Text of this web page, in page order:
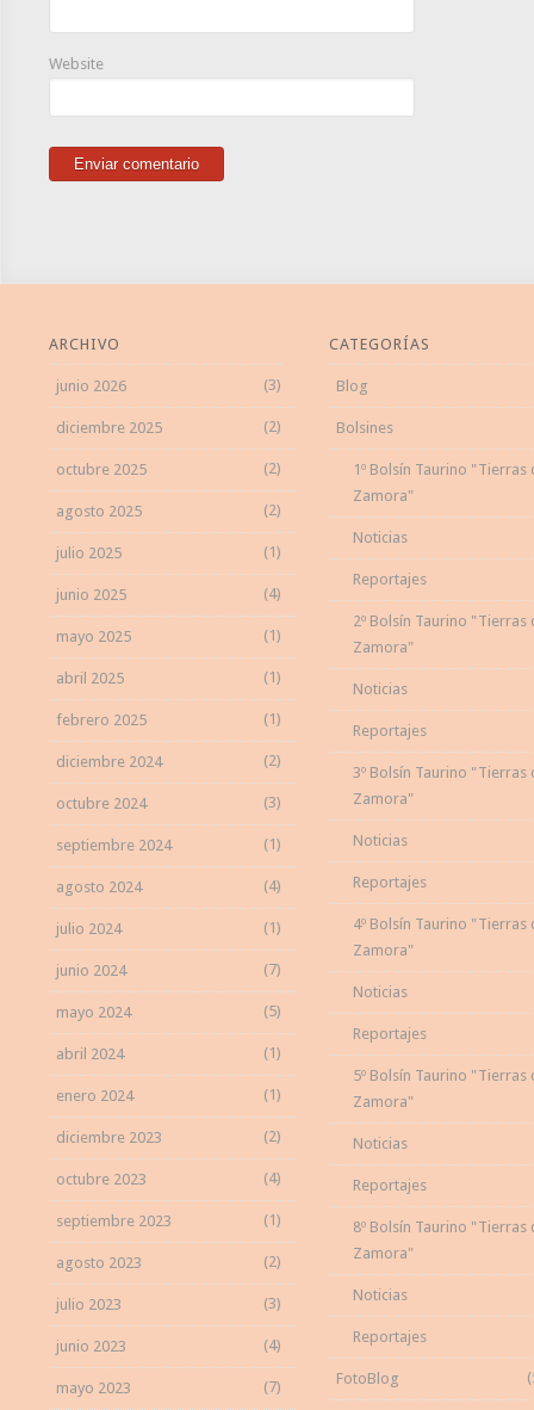
Website
ARCHIVO
junio 2026 (3)
diciembre 2025 (2)
octubre 2025 (2)
agosto 2025 (2)
julio 2025 (1)
junio 2025 (4)
mayo 2025 (1)
abril 2025 (1)
febrero 2025 (1)
diciembre 2024 (2)
octubre 2024 (3)
septiembre 2024 (1)
agosto 2024 (4)
julio 2024 (1)
junio 2024 (7)
mayo 2024 (5)
abril 2024 (1)
enero 2024 (1)
diciembre 2023 (2)
octubre 2023 (4)
septiembre 2023 (1)
agosto 2023 (2)
julio 2023 (3)
junio 2023 (4)
mayo 2023 (7)
CATEGORÍAS
Blog
Bolsines
1º Bolsín Taurino "Tierras
Zamora"
Noticias
Reportajes
2º Bolsín Taurino "Tierras
Zamora"
Noticias
Reportajes
3º Bolsín Taurino "Tierras
Zamora"
Noticias
Reportajes
4º Bolsín Taurino "Tierras
Zamora"
Noticias
Reportajes
5º Bolsín Taurino "Tierras
Zamora"
Noticias
Reportajes
8º Bolsín Taurino "Tierras
Zamora"
Noticias
Reportajes
FotoBlog